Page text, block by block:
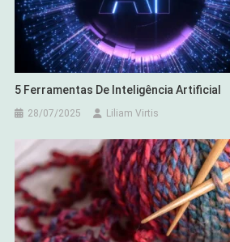
5 Ferramentas De Inteligência Artificial
28/07/2025 Liliam Virtis